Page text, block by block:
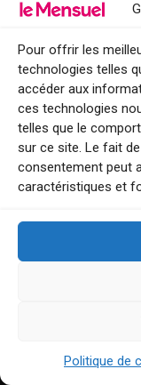
Pour offrir les
technologies telles
accéder aux
ces technologies
telles que le
sur ce site. Le fait
consentement peut
caractéristiques et
Politique de
La
28
GUIDES DE SORTIES
Sorties dans le Var :
week-end
Sorties à Nice
Tourisme week-end :